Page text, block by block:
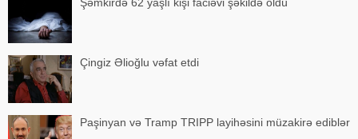
Çingiz Əlioğlu vəfat etdi
Paşinyan və Tramp TRIPP layihəsini müzakirə ediblər